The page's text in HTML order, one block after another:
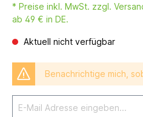
* Preise inkl. MwSt. zzgl.
ab 49 € in DE.
Aktuell nicht verfügbar
Benachrichtige mich,